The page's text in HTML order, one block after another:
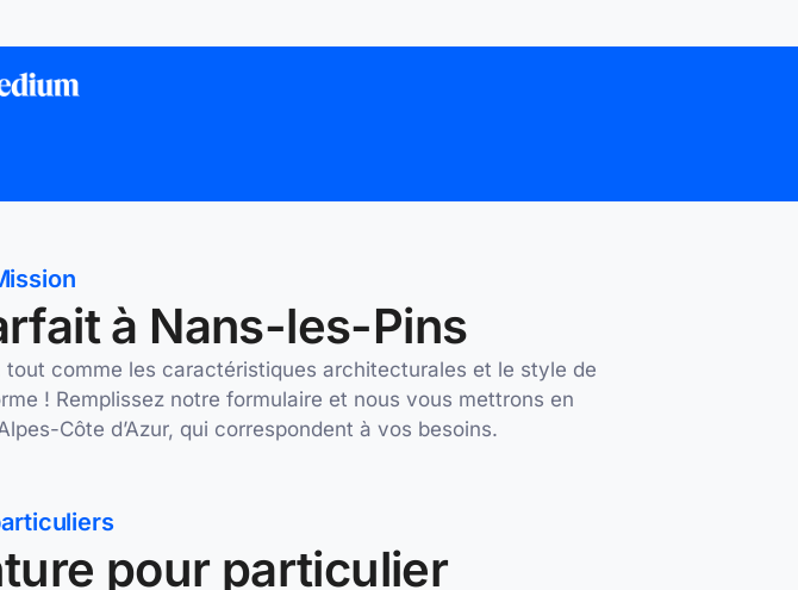
à Nans-les-Pins
comme les caractéristiques architecturales et le style de
! Remplissez notre formulaire et nous vous mettrons en
Côte d’Azur, qui correspondent à vos besoins.
pour particulier